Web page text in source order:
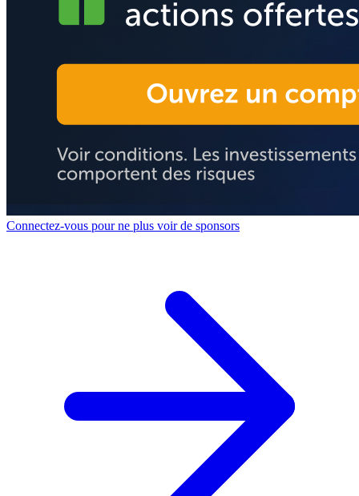
Connectez-vous pour ne plus voir de sponsors